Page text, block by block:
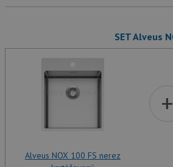
SET Alveus
Alveus NOX 100 FS nerez
+